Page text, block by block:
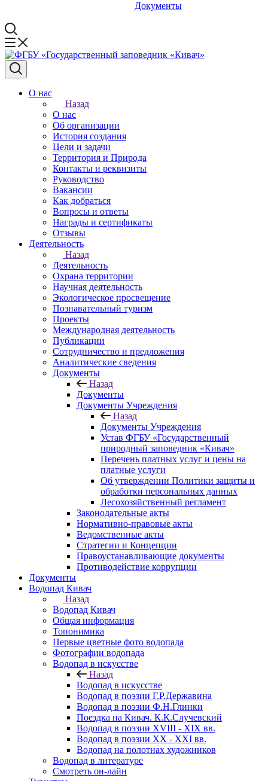
Документы
О нас
Назад
О нас
Об организации
История создания
Цели и задачи
Территория и Природа
Контакты и реквизиты
Руководство
Вакансии
Как добраться
Вопросы и ответы
Награды и сертификаты
Отзывы
Деятельность
Назад
Деятельность
Охрана территории
Научная деятельность
Экологическое просвещение
Познавательный туризм
Проекты
Международная деятельность
Публикации
Сотрудничество и предложения
Аналитические сведения
Документы
Назад
Документы
Документы Учреждения
Назад
Документы Учреждения
Устав ФГБУ «Государственный
природный заповедник «Кивач»
Перечень платных услуг и цены на
платные услуги
Об утверждении Политики защиты и
обработки персональных данных
Лесохозяйственный регламент
Законодательные акты
Нормативно-правовые акты
Ведомственные акты
Стратегии и Концепции
Правоустанавливающие документы
Противодействие коррупции
Документы
Водопад Кивач
Назад
Водопад Кивач
Общая информация
Топонимика
Первые цветные фото водопада
Фотографии водопада
Водопад в искусстве
Назад
Водопад в искусстве
Водопад в поэзии Г.Р.Державина
Водопад в поэзии Ф.Н.Глинки
Поездка на Кивач. К.К.Случевский
Водопад в поэзии XVIII - XIX вв.
Водопад в поэзии XX - XXI вв.
Водопад на полотнах художников
Водопад в литературе
Смотреть он-лайн